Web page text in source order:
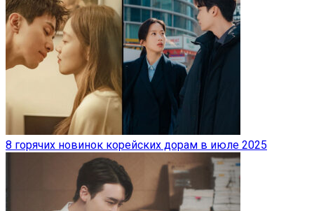
8 горячих новинок корейских дорам в июле 2025